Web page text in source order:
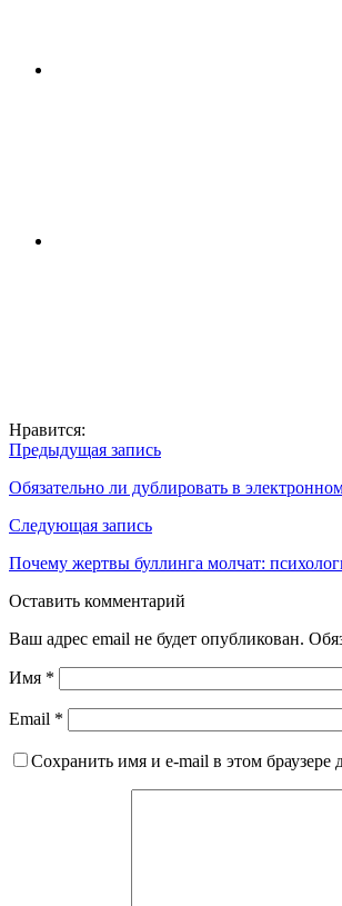
Нравится:
Навигация
по
записям
Предыдущая запись
Обязательно ли дублировать в
Следующая запись
Почему жертвы буллинга молчат:
Оставить комментарий
Ваш адрес email не будет опубликован.
Имя *
Email *
Сохранить имя и e-mail в этом